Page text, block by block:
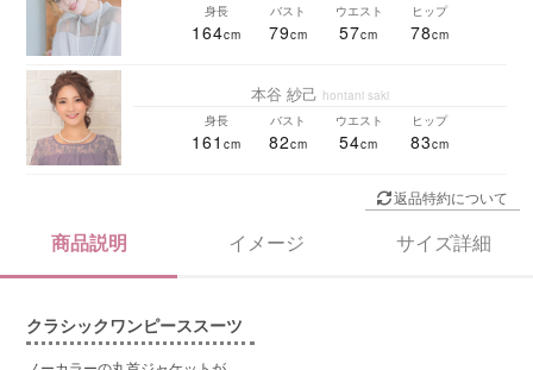
身長
164
バスト
79
ウエスト
57
ヒップ
78
本谷 紗己 hontani saki
身長
161
バスト
82
ウエスト
54
ヒップ
83
返品特約について
商品説明 イメージ サイズ詳細
クラシックワンピーススーツ